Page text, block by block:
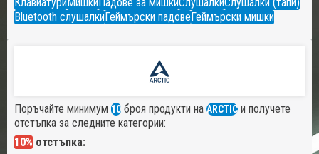
Bluetooth слушалкиГеймърски падовеГеймърски мишки
Поръчайте минимум 10 броя продукти на ARCTIC и получете
отстъпка за следните категории:
10% отстъпка: